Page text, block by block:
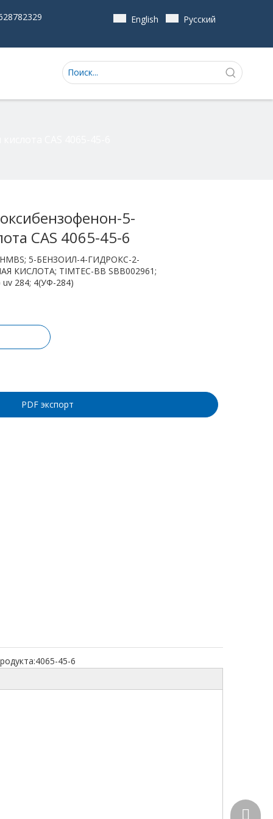
English Pусский
5-
CAS 4065-45-6
5-БЕНЗОИЛ-4-ГИДРОКС-2-
TIMTEC-BB SBB002961;
284; 4(УФ-284)
PDF экспорт
4065-45-6
+86-